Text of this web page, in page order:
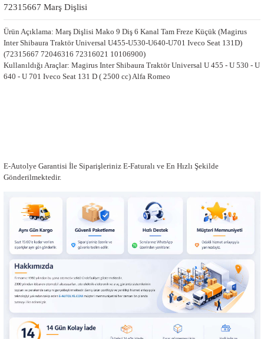
72315667 Marş Dişlisi
Ürün Açıklama: Marş Dişlisi Mako 9 Diş 6 Kanal Tam Freze Küçük (Magirus
Inter Shibaura Traktör Universal U455-U530-U640-U701 Iveco Seat 131D)
(72315667 72046316 72316021 10106900)
Kullanıldığı Araçlar: Magirus Inter Shibaura Traktör Universal U 455 - U 530 - U
640 - U 701 Iveco Seat 131 D ( 2500 cc) Alfa Romeo
E-Autolye Garantisi İle Siparişleriniz E-Faturalı ve En Hızlı Şekilde
Gönderilmektedir.